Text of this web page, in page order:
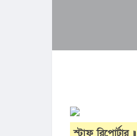
স্টাফ রিপোর্টার ॥